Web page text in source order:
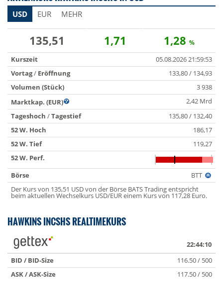
USD EUR MEHR
135,51 1,71 1,28 %
Kurszeit
05.08.2026 21:59:53
Vortag/ Eröffnung
133,80 / 134,93
Volumen (Stück)
3 938
Marktkap. (EUR)
2,42 Mrd
Tageshoch /Tagestief
135,80 / 132,40
52 W. Hoch
186,17
52 W. Tief
119,27
52 W. Perf.
Börse
BTT
Der Kurs von 135,51 USD von der Börse BATS Trading entspricht
beim aktuellen Wechselkurs USD/EUR einem Kurs von 117,28 Euro.
HAWKINS INCSHS REALTIMEKURS
22:44:10
BID / BID-Size
116.50 / 500
ASK / ASK-Size
117.50 / 500